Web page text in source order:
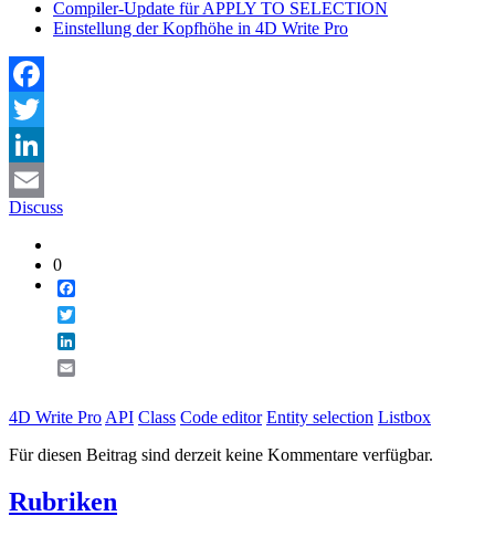
Compiler-Update für APPLY TO SELECTION
Einstellung der Kopfhöhe in 4D Write Pro
Facebook
Twitter
LinkedIn
Email
Discuss
0
4D Write Pro API Class Code editor Entity selection Listbox
Für diesen Beitrag sind derzeit keine Kommentare verfügbar.
Rubriken